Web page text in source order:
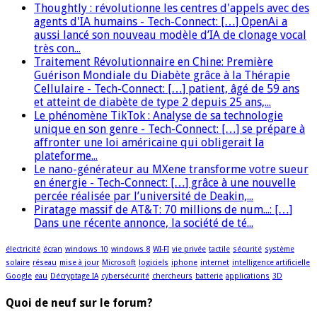
Thoughtly : révolutionne les centres d'appels avec des
agents d'IA humains - Tech-Connect: […] OpenAi a
aussi lancé son nouveau modèle d’IA de clonage vocal
très con...
Traitement Révolutionnaire en Chine: Première
Guérison Mondiale du Diabète grâce à la Thérapie
Cellulaire - Tech-Connect: […] patient, âgé de 59 ans
et atteint de diabète de type 2 depuis 25 ans,...
Le phénomène TikTok : Analyse de sa technologie
unique en son genre - Tech-Connect: […] se prépare à
affronter une loi américaine qui obligerait la
plateforme...
Le nano-générateur au MXene transforme votre sueur
en énergie - Tech-Connect: […] grâce à une nouvelle
percée réalisée par l’université de Deakin,...
Piratage massif de AT&T: 70 millions de num...: […]
Dans une récente annonce, la société de té...
électricité écran windows 10 windows 8 WI-FI vie privée tactile sécurité système
solaire réseau mise à jour Microsoft logiciels iphone internet intelligence artificielle
Google eau Décryptage IA cybersécurité chercheurs batterie applications 3D
Quoi de neuf sur le forum?